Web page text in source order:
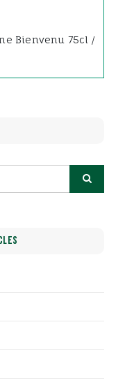
Bienvenu 75cl /